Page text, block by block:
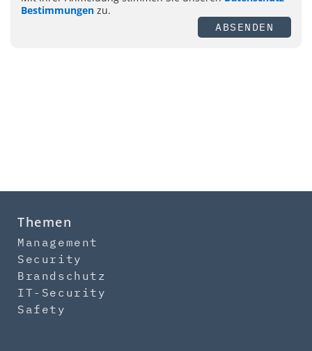
Bestimmungen zu.
ABSENDEN
Themen
Management
Security
Brandschutz
IT-Security
Safety